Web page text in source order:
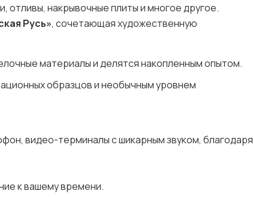
отливы, накрывочные плиты и многое другое.
Русь», сочетающая художественную
материалы и делятся накопленным опытом.
образцов и необычным уровнем
видео-терминалы с шикарным звуком, благодаря
к вашему времени.